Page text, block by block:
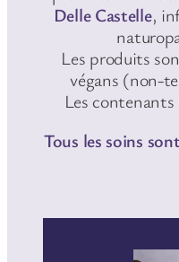
Delle Castelle,
Les produits
végans (non-
Les contenants
Tous les soins